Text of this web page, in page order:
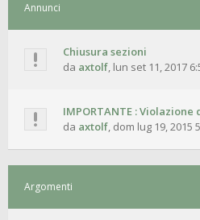
Annunci
Chiusura sezioni
da axtolf, lun set 11, 2017
IMPORTANTE :
da axtolf, dom lug 19, 2015
Argomenti